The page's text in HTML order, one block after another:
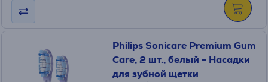
Philips Sonicare Premium Gum
Care, 2 шт., белый - Насадки
для зубной щетки